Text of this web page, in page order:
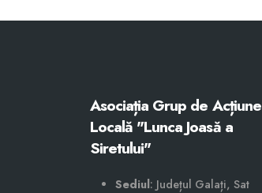
Asociația Grup de Acțiune
Locală "Lunca Joasă a
Siretului"
Sediul: Județul Galați, Sat